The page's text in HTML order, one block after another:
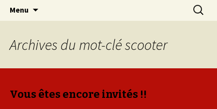
Menu
Archives du mot-clé scooter
Vous êtes encore invités !!